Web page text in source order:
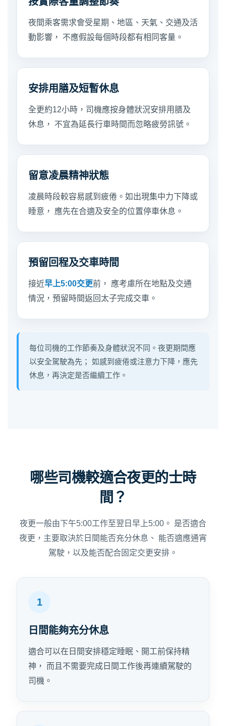
夜間乘客需求會受星期、地區、天氣、交通及活
動影響， 不應假設每個時段都有相同客量。
安排用膳及短暫休息
全更約12小時，司機應按身體狀況安排用膳及
休息， 不宜為延長行車時間而忽略疲勞訊號。
留意凌晨精神狀態
凌晨時段較容易感到疲倦。如出現集中力下降或
睡意， 應先在合適及安全的位置停車休息。
預留回程及交車時間
接近早上5:00交更前， 應考慮所在地點及交通
情況，預留時間返回太子完成交車。
每位司機的工作節奏及身體狀況不同。夜更期間應
以安全駕駛為先； 如感到疲倦或注意力下降，應先
休息，再決定是否繼續工作。
哪些司機較適合夜更的士時
間？
夜更一般由下午5:00工作至翌日早上5:00。 是否適合
夜更，主要取決於日間能否充分休息、 能否適應通宵
駕駛，以及能否配合固定交更安排。
1
日間能夠充分休息
適合可以在日間安排穩定睡眠、開工前保持精
神， 而且不需要完成日間工作後再連續駕駛的
司機。